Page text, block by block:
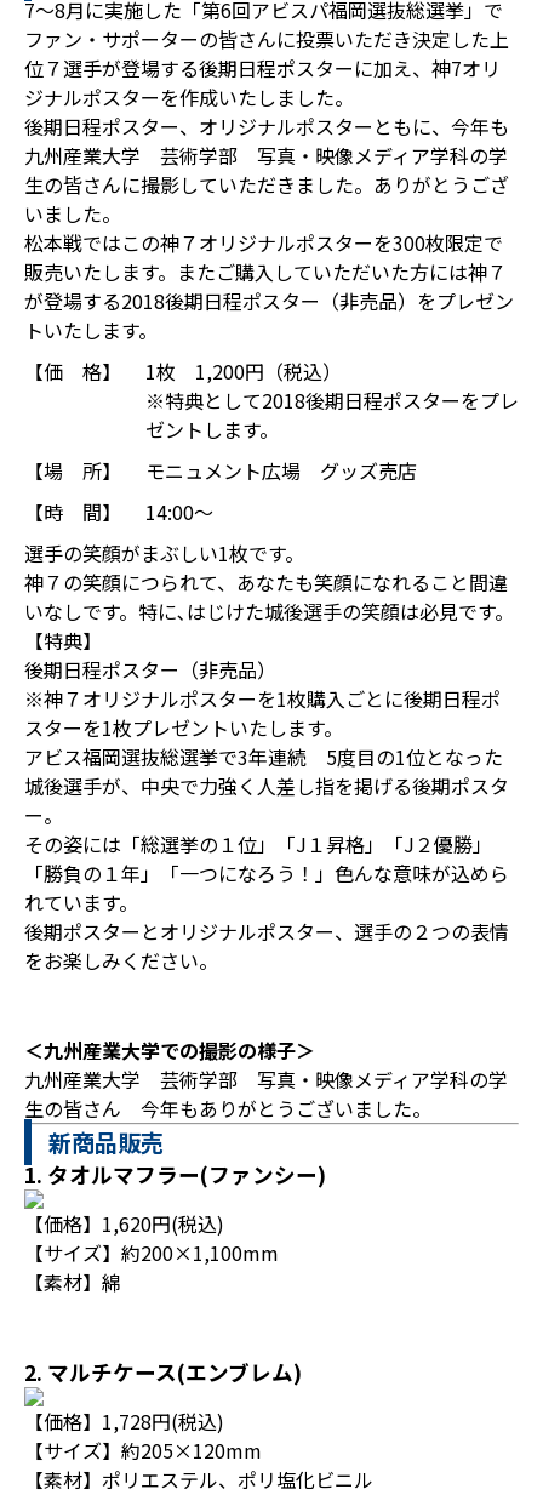
7～8月に実施した「第6回アビスパ福岡選抜総選挙」で
ファン・サポーターの皆さんに投票いただき決定した上
位７選手が登場する後期日程ポスターに加え、神7オリ
ジナルポスターを作成いたしました。
後期日程ポスター、オリジナルポスターともに、今年も
九州産業大学 芸術学部 写真・映像メディア学科の学
生の皆さんに撮影していただきました。ありがとうござ
いました。
松本戦ではこの神７オリジナルポスターを300枚限定で
販売いたします。またご購入していただいた方には神７
が登場する2018後期日程ポスター（非売品）をプレゼン
トいたします。
【価 格】
1枚 1,200円（税込）
※特典として2018後期日程ポスターをプレ
ゼントします。
【場 所】
モニュメント広場 グッズ売店
【時 間】
14:00～
選手の笑顔がまぶしい1枚です。
神７の笑顔につられて、あなたも笑顔になれること間違
いなしです。特に､はじけた城後選手の笑顔は必見です。
【特典】
後期日程ポスター（非売品）
※神７オリジナルポスターを1枚購入ごとに後期日程ポ
スターを1枚プレゼントいたします。
アビス福岡選抜総選挙で3年連続 5度目の1位となった
城後選手が、中央で力強く人差し指を掲げる後期ポスタ
ー。
その姿には「総選挙の１位」「J１昇格」「J２優勝」
「勝負の１年」「一つになろう！」色んな意味が込めら
れています。
後期ポスターとオリジナルポスター、選手の２つの表情
をお楽しみください。
＜九州産業大学での撮影の様子＞
九州産業大学 芸術学部 写真・映像メディア学科の学
生の皆さん 今年もありがとうございました。
新商品販売
1. タオルマフラー(ファンシー)
【価格】1,620円(税込)
【サイズ】約200×1,100mm
【素材】綿
2. マルチケース(エンブレム)
【価格】1,728円(税込)
【サイズ】約205×120mm
【素材】ポリエステル、ポリ塩化ビニル